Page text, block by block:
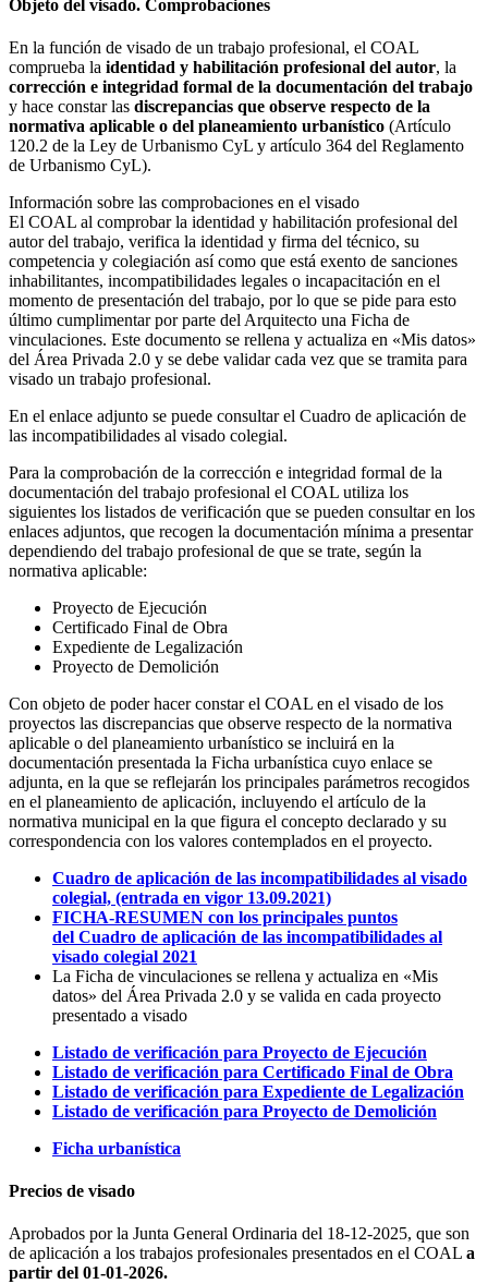
Objeto del visado. Comprobaciones
En la función de visado de un trabajo profesional, el COAL
comprueba la identidad y habilitación profesional del autor, la
corrección e integridad formal de la documentación del trabajo
y hace constar las discrepancias que observe respecto de la
normativa aplicable o del planeamiento urbanístico (Artículo
120.2 de la Ley de Urbanismo CyL y artículo 364 del Reglamento
de Urbanismo CyL).
Información sobre las comprobaciones en el visado
El COAL al comprobar la identidad y habilitación profesional del
autor del trabajo, verifica la identidad y firma del técnico, su
competencia y colegiación así como que está exento de sanciones
inhabilitantes, incompatibilidades legales o incapacitación en el
momento de presentación del trabajo, por lo que se pide para esto
último cumplimentar por parte del Arquitecto una Ficha de
vinculaciones. Este documento se rellena y actualiza en «Mis datos»
del Área Privada 2.0 y se debe validar cada vez que se tramita para
visado un trabajo profesional.
En el enlace adjunto se puede consultar el Cuadro de aplicación de
las incompatibilidades al visado colegial.
Para la comprobación de la corrección e integridad formal de la
documentación del trabajo profesional el COAL utiliza los
siguientes los listados de verificación que se pueden consultar en los
enlaces adjuntos, que recogen la documentación mínima a presentar
dependiendo del trabajo profesional de que se trate, según la
normativa aplicable:
Proyecto de Ejecución
Certificado Final de Obra
Expediente de Legalización
Proyecto de Demolición
Con objeto de poder hacer constar el COAL en el visado de los
proyectos las discrepancias que observe respecto de la normativa
aplicable o del planeamiento urbanístico se incluirá en la
documentación presentada la Ficha urbanística cuyo enlace se
adjunta, en la que se reflejarán los principales parámetros recogidos
en el planeamiento de aplicación, incluyendo el artículo de la
normativa municipal en la que figura el concepto declarado y su
correspondencia con los valores contemplados en el proyecto.
Cuadro de aplicación de las incompatibilidades al visado
colegial, (entrada en vigor 13.09.2021)
FICHA-RESUMEN con los principales puntos
del Cuadro de aplicación de las incompatibilidades al
visado colegial 2021
La Ficha de vinculaciones se rellena y actualiza en «Mis
datos» del Área Privada 2.0 y se valida en cada proyecto
presentado a visado
Listado de verificación para Proyecto de Ejecución
Listado de verificación para Certificado Final de Obra
Listado de verificación para Expediente de Legalización
Listado de verificación para Proyecto de Demolición
Ficha urbanística
Precios de visado
Aprobados por la Junta General Ordinaria del 18-12-2025, que son
de aplicación a los trabajos profesionales presentados en el COAL a
partir del 01-01-2026.